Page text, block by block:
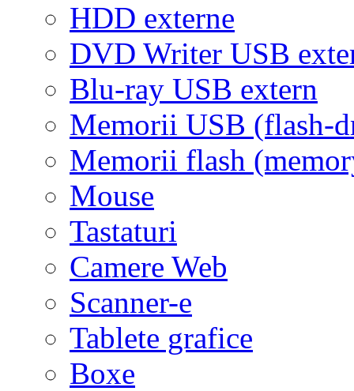
HDD externe
DVD Writer USB
Blu-ray USB extern
Memorii USB (flash-
Memorii flash
Mouse
Tastaturi
Camere Web
Scanner-e
Tablete grafice
Boxe